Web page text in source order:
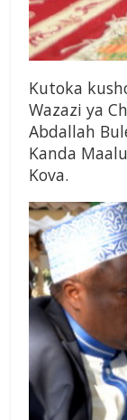
Kutoka
Wazazi ya
Abdallah
Kanda
Kova.